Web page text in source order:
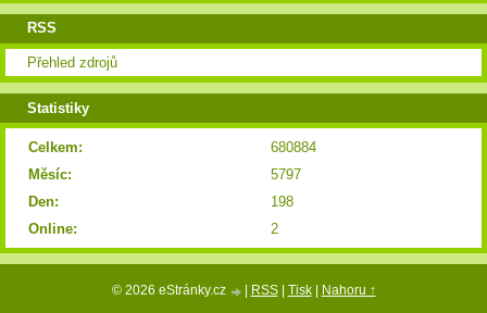
RSS
Přehled zdrojů
Statistiky
Online: 2
Celkem:
680884
Měsíc:
5797
Den:
198
© 2026 eStránky.cz RSS| Tisk| Nahoru ↑